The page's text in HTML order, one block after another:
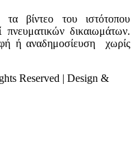
βίντεο του ιστότοπου
δικαιωμάτων.
ή αναδημοσίευση χωρίς
Reserved | Design &